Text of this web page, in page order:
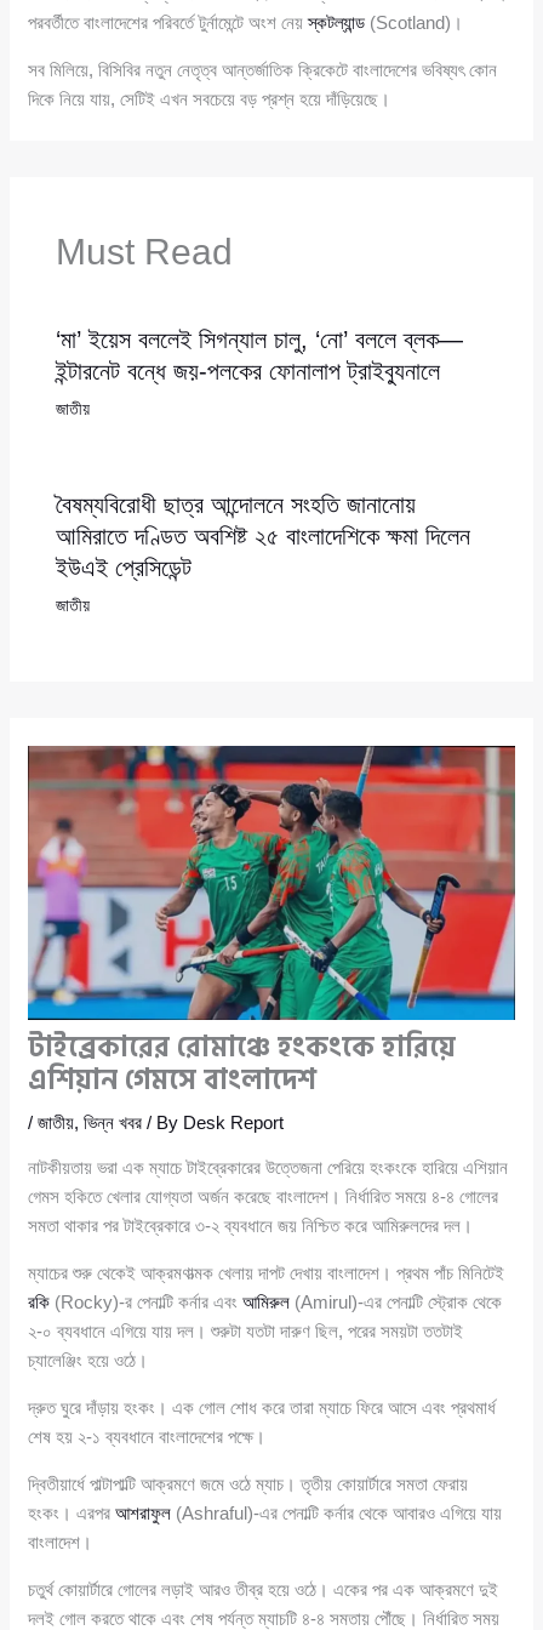
পরবর্তীতে বাংলাদেশের পরিবর্তে টুর্নামেন্টে অংশ নেয়স্কটল্যান্ড (Scotland)।
সব মিলিয়ে, বিসিবির নতুন নেতৃত্ব আন্তর্জাতিক ক্রিকেটে বাংলাদেশের ভবিষ্যৎ কোন
দিকে নিয়ে যায়, সেটিই এখন সবচেয়ে বড় প্রশ্ন হয়ে দাঁড়িয়েছে।
Must Read
‘মা’ ইয়েস বললেই সিগন্যাল চালু, ‘নো’ বললে ব্লক—
ইন্টারনেট বন্ধে জয়-পলকের ফোনালাপ ট্রাইব্যুনালে
জাতীয়
বৈষম্যবিরোধী ছাত্র আন্দোলনে সংহতি জানানোয়
আমিরাতে দণ্ডিত অবশিষ্ট ২৫ বাংলাদেশিকে ক্ষমা দিলেন
ইউএই প্রেসিডেন্ট
জাতীয়
টাইব্রেকারের রোমাঞ্চে হংকংকে হারিয়ে
এশিয়ান গেমসে বাংলাদেশ
/জাতীয়,ভিন্ন খবর / By Desk Report
নাটকীয়তায় ভরা এক ম্যাচে টাইব্রেকারের উত্তেজনা পেরিয়ে হংকংকে হারিয়ে এশিয়ান
গেমস হকিতে খেলার যোগ্যতা অর্জন করেছে বাংলাদেশ। নির্ধারিত সময়ে ৪-৪ গোলের
সমতা থাকার পর টাইব্রেকারে ৩-২ ব্যবধানে জয় নিশ্চিত করে আমিরুলদের দল।
ম্যাচের শুরু থেকেই আক্রমণাত্মক খেলায় দাপট দেখায় বাংলাদেশ। প্রথম পাঁচ মিনিটেই
রকি (Rocky)-র পেনাল্টি কর্নার এবংআমিরুল (Amirul)-এর পেনাল্টি স্ট্রোক থেকে
২-০ ব্যবধানে এগিয়ে যায় দল। শুরুটা যতটা দারুণ ছিল, পরের সময়টা ততটাই
চ্যালেঞ্জিং হয়ে ওঠে।
দ্রুত ঘুরে দাঁড়ায় হংকং। এক গোল শোধ করে তারা ম্যাচে ফিরে আসে এবং প্রথমার্ধ
শেষ হয় ২-১ ব্যবধানে বাংলাদেশের পক্ষে।
দ্বিতীয়ার্ধে পাল্টাপাল্টি আক্রমণে জমে ওঠে ম্যাচ। তৃতীয় কোয়ার্টারে সমতা ফেরায়
হংকং। এরপরআশরাফুল (Ashraful)-এর পেনাল্টি কর্নার থেকে আবারও এগিয়ে যায়
বাংলাদেশ।
চতুর্থ কোয়ার্টারে গোলের লড়াই আরও তীব্র হয়ে ওঠে। একের পর এক আক্রমণে দুই
দলই গোল করতে থাকে এবং শেষ পর্যন্ত ম্যাচটি ৪-৪ সমতায় পৌঁছে। নির্ধারিত সময়